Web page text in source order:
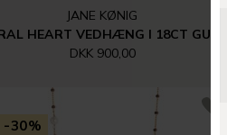
JANE KØNIG
HEART VEDHÆNG I 18CT GULD
DKK 900,00
-30%